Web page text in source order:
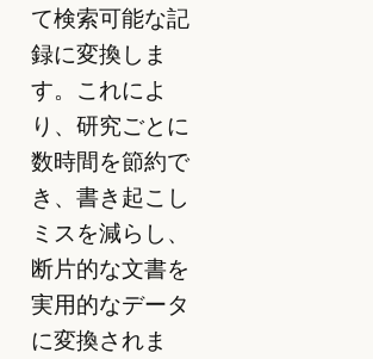
て検索可能な記
録に変換しま
す。これによ
り、研究ごとに
数時間を節約で
き、書き起こし
ミスを減らし、
断片的な文書を
実用的なデータ
に変換されま